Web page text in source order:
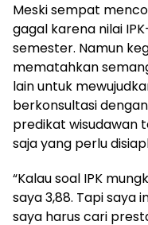
Meski sempat
gagal karena nilai
semester. Namun
mematahkan
lain untuk
berkonsultasi
predikat wisudawan
saja yang perlu
“Kalau soal IPK
saya 3,88. Tapi saya
saya harus cari